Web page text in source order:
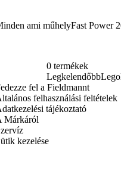
ami műhelyFast Power
0 termékek
Legkelendőbb
fel a Fieldmannt
felhasználási feltételek
tájékoztató
Márkáról
kezelése